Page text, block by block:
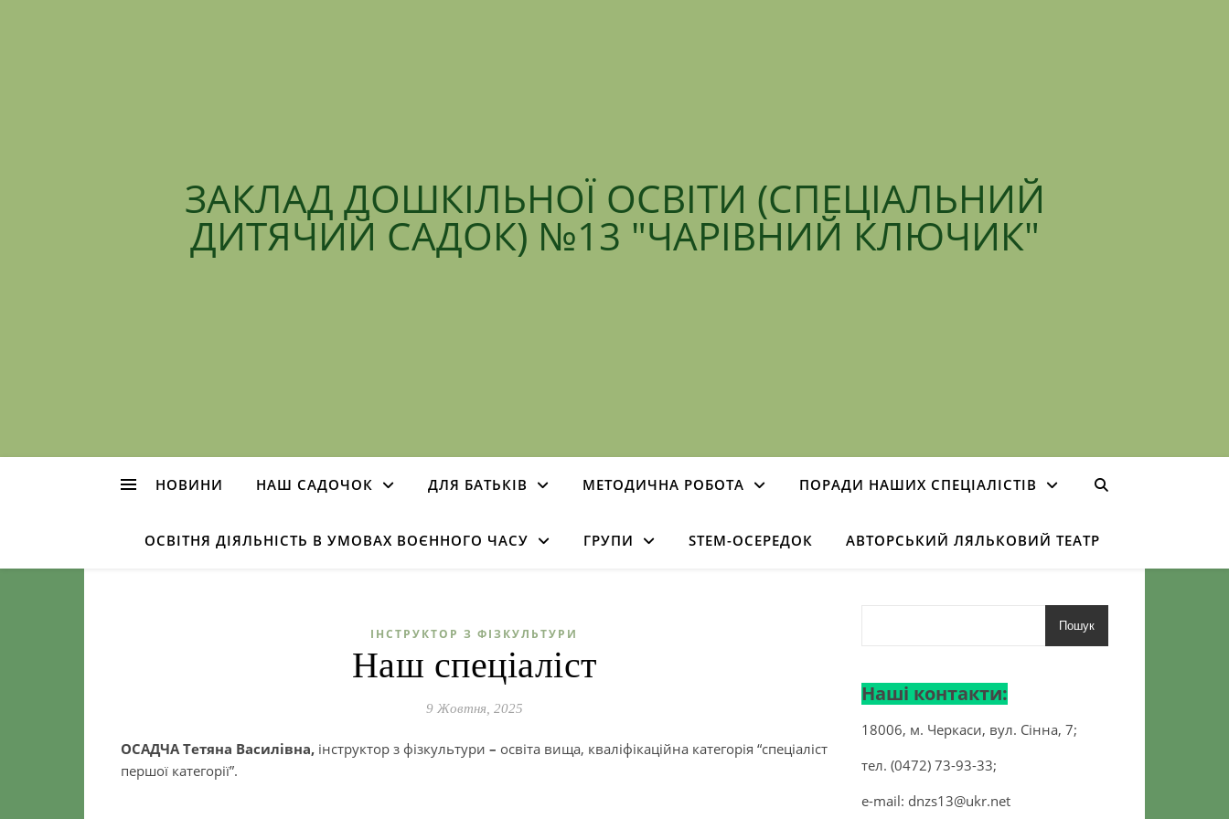
ЗАКЛАД ДОШКІЛЬНОЇ ОСВІТИ (СПЕЦІАЛЬНИЙ
ДИТЯЧИЙ САДОК) №13 "ЧАРІВНИЙ КЛЮЧИК"
НОВИНИ НАШ САДОЧОК ДЛЯ БАТЬКІВ МЕТОДИЧНА РОБОТА ПОРАДИ НАШИХ СПЕЦІАЛІСТІВ
ОСВІТНЯ ДІЯЛЬНІСТЬ В УМОВАХ ВОЄННОГО ЧАСУ ГРУПИ STEM-ОСЕРЕДОК АВТОРСЬКИЙ ЛЯЛЬКОВИЙ ТЕАТР
ІНСТРУКТОР З ФІЗКУЛЬТУРИ
Наш спеціаліст
9 Жовтня, 2025
ОСАДЧА Тетяна Василівна, інструктор з фізкультури – освіта вища, кваліфікаційна категорія “спеціаліст
першої категорії”.
Пошук
Наші контакти:
18006, м. Черкаси, вул. Сінна, 7;
тел. (0472) 73-93-33;
e-mail: dnzs13@ukr.net